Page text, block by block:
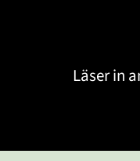
Läser in